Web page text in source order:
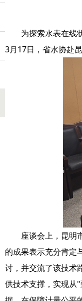
为探索水表在线
3月17日，省水协赴
座谈会上，昆明
的成果表示充分肯定
讨，并交流了该技术
供技术支撑，实现从